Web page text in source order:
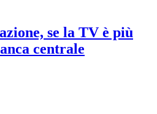
se la TV è più
centrale